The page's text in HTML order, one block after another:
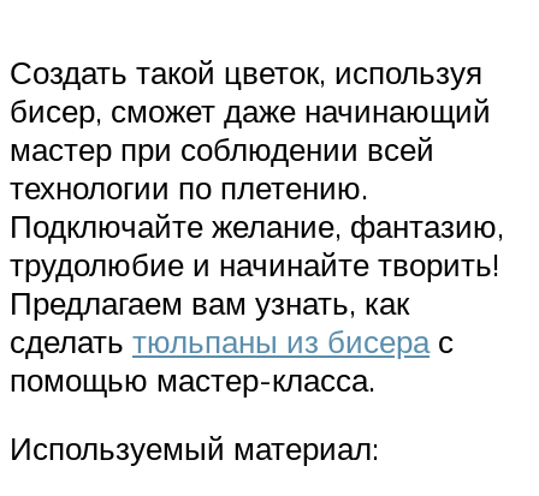
Создать такой цветок, используя
бисер, сможет даже начинающий
мастер при соблюдении всей
технологии по плетению.
Подключайте желание, фантазию,
трудолюбие и начинайте творить!
Предлагаем вам узнать, как
сделать тюльпаны из бисерас
помощью мастер-класса.
Используемый материал: